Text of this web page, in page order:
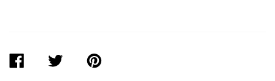
SHARE
TWEET
PIN